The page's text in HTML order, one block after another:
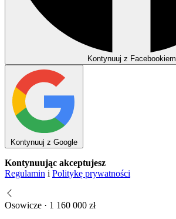
Kontynuuj z Facebookiem
Kontynuuj z Google
Kontynuując akceptujesz
Regulamin i Politykę prywatności
Osowicze · 1 160 000 zł